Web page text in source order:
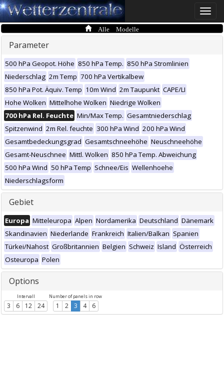
Toggle
Alle Modelle
Parameter
500 hPa Geopot. Höhe 850 hPa Temp. 850 hPa Stromlinien
Niederschlag 2m Temp 700 hPa Vertikalbew
850 hPa Pot. Äquiv. Temp 10m Wind 2m Taupunkt CAPE/LI
Hohe Wolken Mittelhohe Wolken Niedrige Wolken
700 hPa Rel. Feuchte Min/Max Temp. Gesamtniederschlag
Spitzenwind 2m Rel. feuchte 300 hPa Wind 200 hPa Wind
Gesamtbedeckungsgrad Gesamtschneehöhe Neuschneehöhe
Gesamt-Neuschnee Mittl. Wolken 850 hPa Temp. Abweichung
500 hPa Wind 50 hPa Temp Schnee/Eis Wellenhoehe
Niederschlagsform
Gebiet
Europa Mitteleuropa Alpen Nordamerika Deutschland Dänemark
Skandinavien Niederlande Frankreich Italien/Balkan Spanien
Türkei/Nahost Großbritannien Belgien Schweiz Island Österreich
Osteuropa Polen
Options
Intervall
3 6 12 24
Number of panels in row
1 2 3 4 6